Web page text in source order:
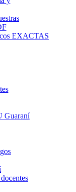
EXACTAS
Guaraní